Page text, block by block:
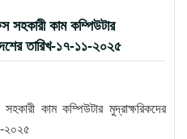
সহকারী কাম কম্পিউটার
তারিখ-১৭-১১-২০২৫
কাম কম্পিউটার মুদ্রাক্ষরিকদের
২০২৫